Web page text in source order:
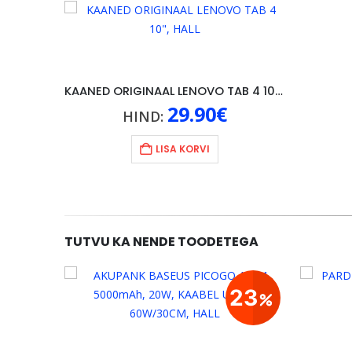
KAANED ORIGINAAL LENOVO TAB 4 10″, HALL
HIND: 29.90€
LISA KORVI
TUTVU KA NENDE TOODETEGA
23